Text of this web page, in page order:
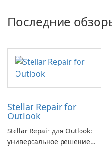
Последние
Stellar Repair for
Outlook
Stellar Repair для Outlook:
универсальное решение